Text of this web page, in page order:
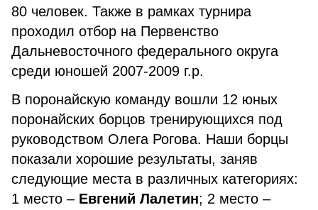
80 человек. Также в рамках турнира
проходил отбор на Первенство
Дальневосточного федерального округа
среди юношей 2007-2009 г.р.
В поронайскую команду вошли 12 юных
поронайских борцов тренирующихся под
руководством Олега Рогова. Наши борцы
показали хорошие результаты, заняв
следующие места в различных категориях:
1 место – Евгений Лалетин; 2 место –